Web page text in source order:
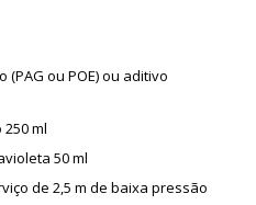
ou POE) ou aditivo
ml
50 ml
de 2,5 m de baixa pressão